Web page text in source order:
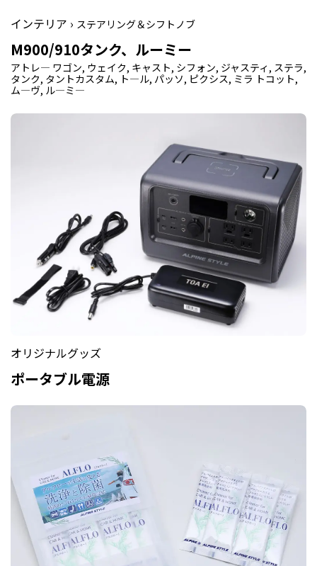
インテリア › ステアリング＆シフトノブ
M900/910タンク、ルーミー
アトレ― ワゴン, ウェイク, キャスト, シフォン, ジャスティ, ステラ,
タンク, タントカスタム, ト―ル, パッソ, ピクシス, ミラ トコット,
ム―ヴ, ル―ミ―
オリジナルグッズ
ポータブル電源